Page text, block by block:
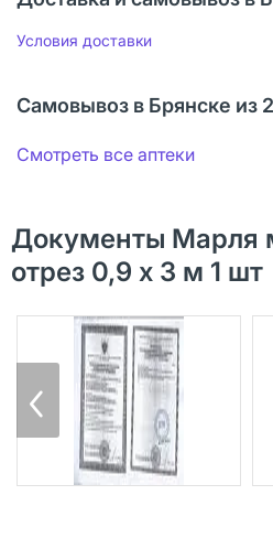
Условия доставки
Самовывоз в Брянске из
Смотреть все аптеки
Документы Марля
отрез 0,9 х 3 м 1 шт